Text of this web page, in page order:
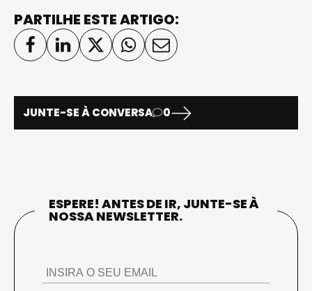
PARTILHE ESTE ARTIGO:
JUNTE-SE À CONVERSA 0
ESPERE! ANTES DE IR, JUNTE-SE À
NOSSA NEWSLETTER.